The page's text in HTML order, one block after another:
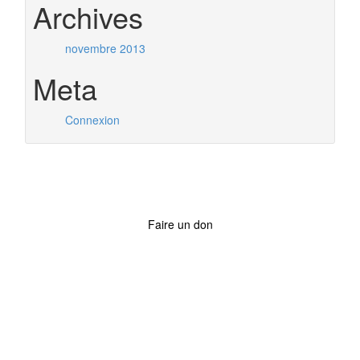
Archives
novembre 2013
Meta
Connexion
Faire un don